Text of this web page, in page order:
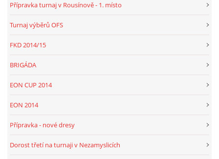
Přípravka turnaj v Rousínově - 1. místo
Turnaj výběrů OFS
FKD 2014/15
BRIGÁDA
EON CUP 2014
EON 2014
Přípravka - nové dresy
Dorost třetí na turnaji v Nezamyslicích